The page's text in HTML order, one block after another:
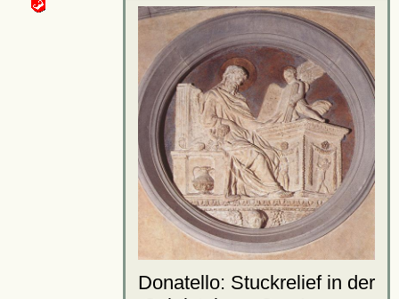
Donatello: Stuckrelief in der